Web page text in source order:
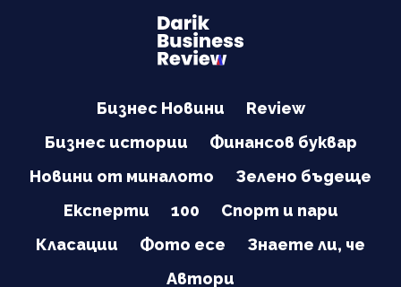
Бизнес Новини
Review
Бизнес истории
Финансов буквар
Новини от миналото
Зелено бъдеще
Експерти
100
Спорт и пари
Класации
Фото есе
Знаете ли, че
Автори